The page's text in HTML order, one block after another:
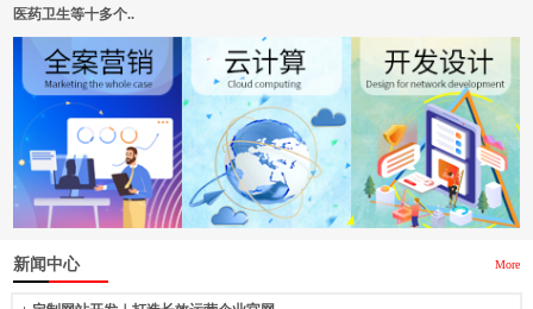
医药卫生等十多个..
新闻中心 More